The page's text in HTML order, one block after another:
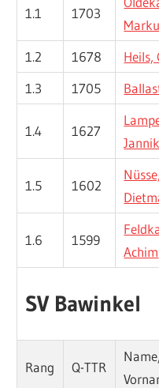
1.1 1703
1.2
1678
Heils,
1.3
1705
1.4 1627
Jannik
1.5 1602
Nüsse,
1.6 1599
Achim
SV Bawinkel
Rang Q-TTR
Name,